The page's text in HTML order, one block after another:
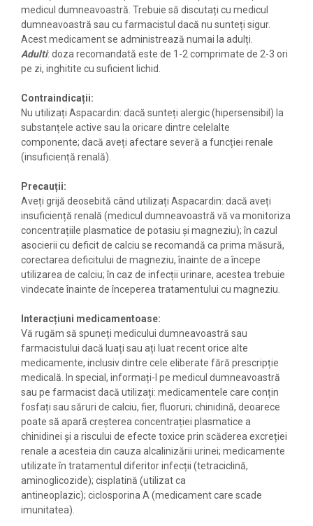
medicul dumneavoastră. Trebuie să discutați cu medicul
dumneavoastră sau cu farmacistul dacă nu sunteți sigur.
Acest medicament se administrează numai la adulți.
Adulti: doza recomandată este de 1-2 comprimate de 2-3 ori
pe zi, inghitite cu suficient lichid.
Contraindicații:
Nu utilizați Aspacardin: dacă sunteți alergic (hipersensibil) la
substanțele active sau la oricare dintre celelalte
componente; dacă aveți afectare severă a funcției renale
(insuficiență renală).
Precauții:
Aveți grijă deosebită când utilizați Aspacardin: dacă aveți
insuficiență renală (medicul dumneavoastră vă va monitoriza
concentrațiile plasmatice de potasiu și magneziu); în cazul
asocierii cu deficit de calciu se recomandă ca prima măsură,
corectarea deficitului de magneziu, înainte de a începe
utilizarea de calciu; în caz de infecții urinare, acestea trebuie
vindecate înainte de începerea tratamentului cu magneziu.
Interacțiuni medicamentoase:
Vă rugăm să spuneți medicului dumneavoastră sau
farmacistului dacă luați sau ați luat recent orice alte
medicamente, inclusiv dintre cele eliberate fără prescripție
medicală. In special, informați-l pe medicul dumneavoastră
sau pe farmacist dacă utilizați: medicamentele care conțin
fosfați sau săruri de calciu, fier, fluoruri; chinidină, deoarece
poate să apară creșterea concentrației plasmatice a
chinidinei și a riscului de efecte toxice prin scăderea excreției
renale a acesteia din cauza alcalinizării urinei; medicamente
utilizate în tratamentul diferitor infecții (tetraciclină,
aminoglicozide); cisplatină (utilizat ca
antineoplazic); ciclosporina A (medicament care scade
imunitatea).